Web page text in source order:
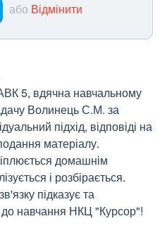
або Відмінити
5, вдячна навчальному
Волинець С.М. за
підхід, відповіді на
матеріалу.
домашнім
і розбірається.
підказує та
навчання НКЦ "Курсор"!